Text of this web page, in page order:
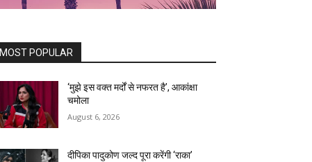
MOST POPULAR
‘मुझे इस वक्त मर्दों से नफरत है’, आकांक्षा
चमोला
August 6, 2026
दीपिका पादुकोण जल्द पूरा करेंगी ‘राका’